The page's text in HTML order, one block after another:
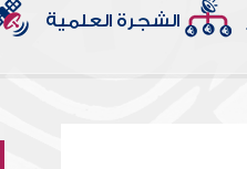
الشجرة العلمية